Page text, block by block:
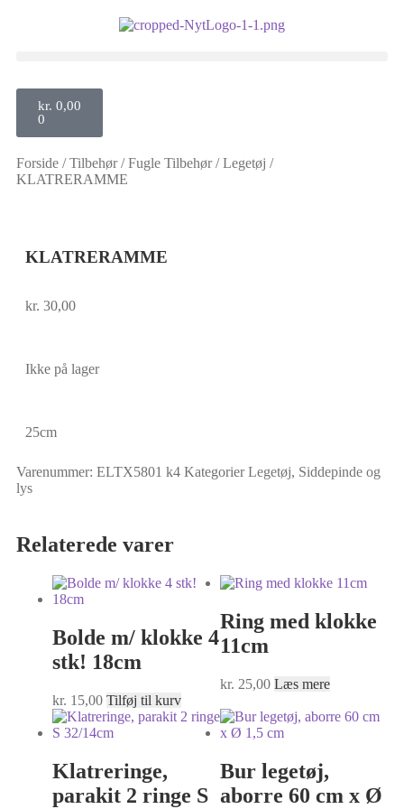
kr. 0,00
0
Forside /Tilbehør/Fugle Tilbehør/Legetøj /
KLATRERAMME
KLATRERAMME
kr. 30,00
Ikke på lager
25cm
Varenummer: ELTX5801 k4 Kategorier Legetøj, Siddepinde og
lys
Relaterede varer
Bolde m/ klokke 4
stk! 18cm
kr. 15,00 Tilføj til kurv
Ring med klokke
11cm
kr. 25,00 Læs mere
Klatreringe,
parakit 2 ringe S
Bur legetøj,
aborre 60 cm x Ø